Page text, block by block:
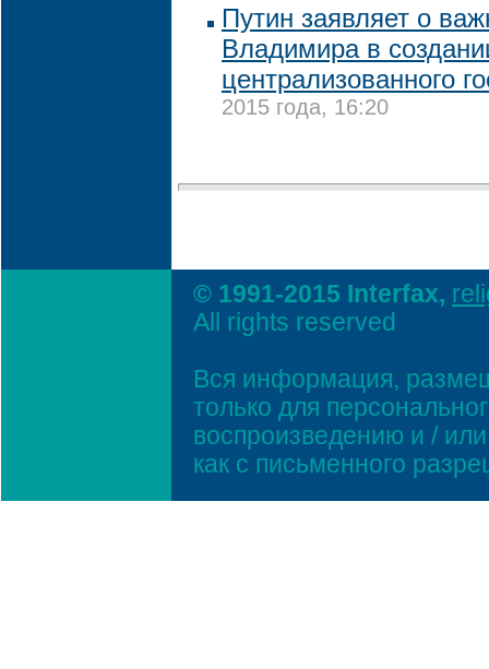
Путин заявляет о
Владимира в
централизованного
2015 года, 16:20
© 1991-2015 Interfax,
All rights reserved
Вся информация,
только для
воспроизведению и /
как с письменного